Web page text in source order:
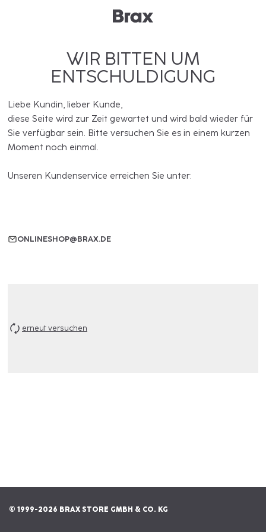
WIR BITTEN UM
ENTSCHULDIGUNG
Liebe Kundin, lieber Kunde,
diese Seite wird zur Zeit gewartet und wird bald wieder für
Sie verfügbar sein. Bitte versuchen Sie es in einem kurzen
Moment noch einmal.
Unseren Kundenservice erreichen Sie unter:
ONLINESHOP@BRAX.DE
erneut versuchen
© 1999-2026 BRAX STORE GMBH & CO. KG